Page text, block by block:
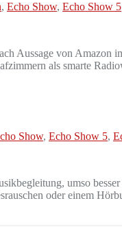
, Echo Show, Echo Show 5
Aussage von
als smarte
Show, Echo Show 5,
umso
oder einem